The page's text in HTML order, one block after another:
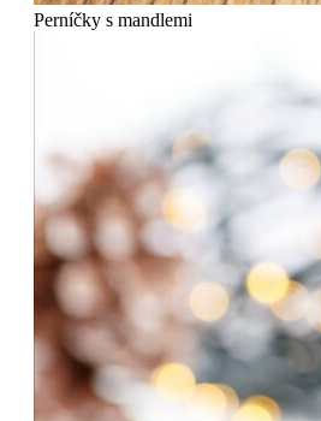
Perníčky s mandlemi